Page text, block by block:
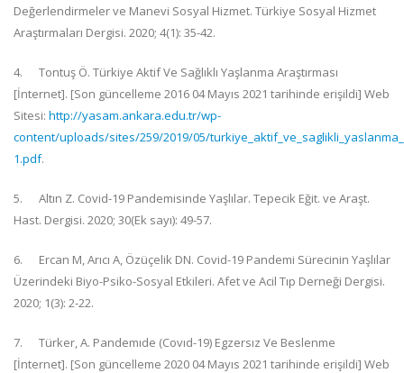
Değerlendirmeler ve Manevi Sosyal Hizmet. Türkiye Sosyal Hizmet
Araştırmaları Dergisi. 2020; 4(1): 35-42.
4.
Tontuş Ö. Türkiye Aktif Ve Sağlıklı Yaşlanma Araştırması
[İnternet]. [Son güncelleme 2016 04 Mayıs 2021 tarihinde erişildi] Web
Sitesi: http://yasam.ankara.edu.tr/wp-
content/uploads/sites/259/2019/05/
1.pdf.
5.
Altın Z. Covid-19 Pandemisinde Yaşlılar. Tepecik Eğit. ve Araşt.
Hast. Dergisi. 2020; 30(Ek sayı): 49-57.
6.
Ercan M, Arıcı A, Özüçelik DN. Covid-19 Pandemi Sürecinin Yaşlılar
Üzerindeki Biyo-Psiko-Sosyal Etkileri. Afet ve Acil Tıp Derneği Dergisi.
2020; 1(3): 2-22.
7.
Türker, A. Pandemıde (Covıd-19) Egzersız Ve Beslenme
[İnternet]. [Son güncelleme 2020 04 Mayıs 2021 tarihinde erişildi] Web